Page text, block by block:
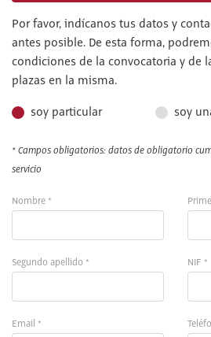
Por favor, indícanos tus datos y
antes posible. De esta forma,
condiciones de la convocatoria y de
plazas en la misma.
soy particular soy
* Campos obligatorios: datos de obligatorio
servicio
Nombre *
Segundo apellido * NIF *
Email *